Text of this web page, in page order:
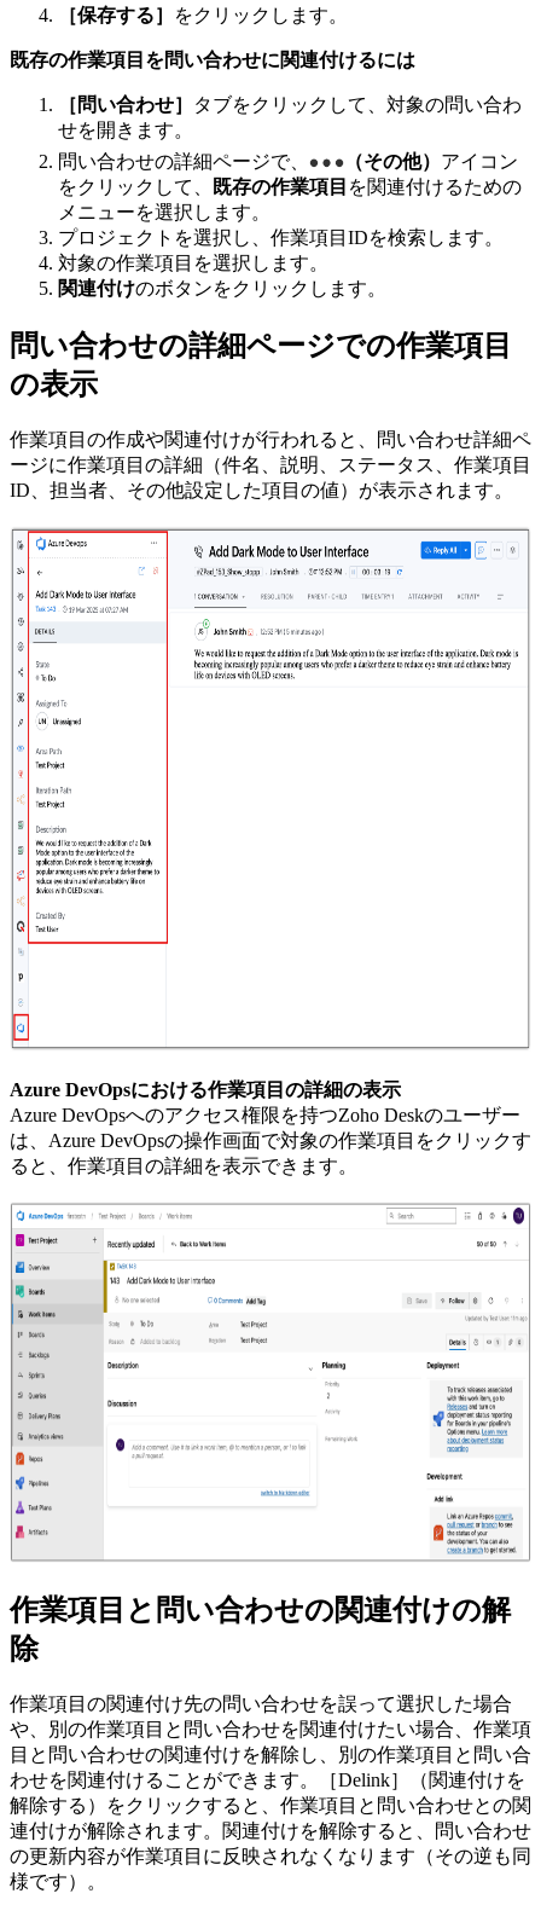
［保存する］ をクリックします。
既存の作業項目を問い合わせに関連付けるには
［問い合わせ］
タブをクリックして、対象の問い合わ
せを開きます。
問い合わせの詳細ページで、
（その他） アイコン
をクリックして、
既存の作業項目 を関連付けるための
メニューを選択します。
プロジェクトを選択し、作業項目IDを検索します。
対象の作業項目を選択します。
関連付けのボタンをクリックします。
問い合わせの詳細ページでの作業項目
の表示
作業項目の作成や関連付けが行われると、問い合わせ詳細ペ
ージに作業項目の詳細（件名、説明、ステータス、作業項目
ID、担当者、その他設定した項目の値）が表示されます。
Azure DevOpsにおける作業項目の詳細の表示
Azure DevOpsへのアクセス権限を持つZoho Deskのユーザー
は、Azure DevOpsの操作画面で対象の作業項目をクリックす
ると、作業項目の詳細を表示できます。
作業項目と問い合わせの関連付けの解
除
作業項目の関連付け先の問い合わせを誤って選択した場合
や、別の作業項目と問い合わせを関連付けたい場合、作業項
目と問い合わせの関連付けを解除し、別の作業項目と問い合
わせを関連付けることができます。［Delink］（関連付けを
解除する）をクリックすると、作業項目と問い合わせとの関
連付けが解除されます。関連付けを解除すると、問い合わせ
の更新内容が作業項目に反映されなくなります（その逆も同
様です）。